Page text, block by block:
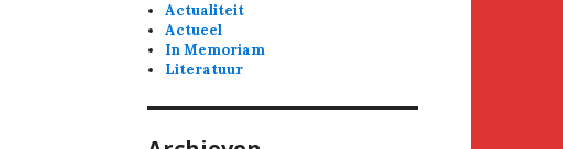
Actualiteit
Actueel
In Memoriam
Literatuur